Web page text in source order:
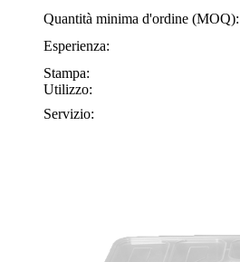
Quantità minima d'ordine (MOQ):
Esperienza:
Stampa:
Utilizzo:
Servizio: